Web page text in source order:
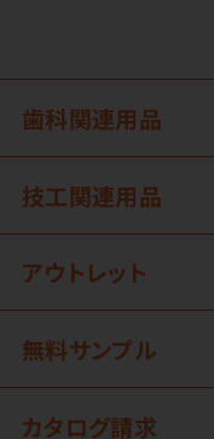
歯科関連用品
技工関連用品
アウトレット
無料サンプル
カタログ請求